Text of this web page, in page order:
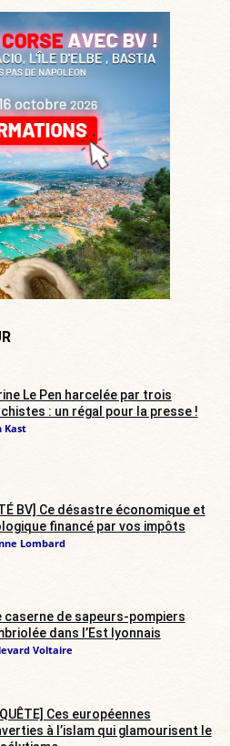
Le Pen harcelée par trois
: un régal pour la presse !
Kast
BV] Ce désastre économique et
financé par vos impôts
Lombard
caserne de sapeurs-pompiers
dans l’Est lyonnais
Voltaire
Ces européennes
à l’islam qui glamourisent le